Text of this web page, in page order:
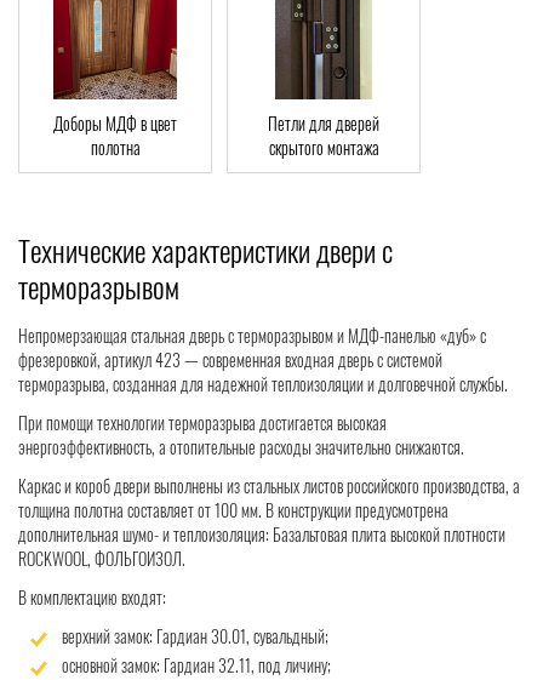
Доборы МДФ в цвет
полотна
Петли для дверей
скрытого монтажа
Технические характеристики двери с
терморазрывом
Непромерзающая стальная дверь с терморазрывом и МДФ-панелью «дуб» с
фрезеровкой, артикул 423 — современная входная дверь с системой
терморазрыва, созданная для надежной теплоизоляции и долговечной службы.
При помощи технологии терморазрыва достигается высокая
энергоэффективность, а отопительные расходы значительно снижаются.
Каркас и короб двери выполнены из стальных листов российского производства, а
толщина полотна составляет от 100 мм. В конструкции предусмотрена
дополнительная шумо- и теплоизоляция: Базальтовая плита высокой плотности
ROCKWOOL, ФОЛЬГОИЗОЛ.
В комплектацию входят:
верхний замок: Гардиан 30.01, сувальдный;
основной замок: Гардиан 32.11, под личину;